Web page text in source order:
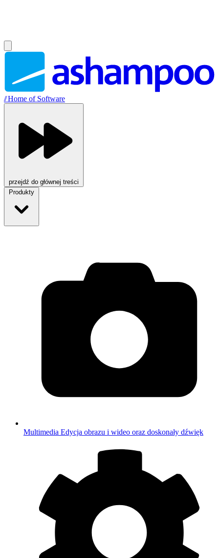
//Home of Software
przejdź do głównej treści
Produkty
Multimedia Edycja obrazu i wideo oraz doskonały dźwięk